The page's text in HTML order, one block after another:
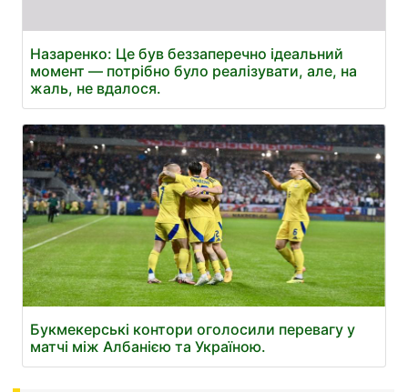
Назаренко: Це був беззаперечно ідеальний
момент — потрібно було реалізувати, але, на
жаль, не вдалося.
Букмекерські контори оголосили перевагу у
матчі між Албанією та Україною.